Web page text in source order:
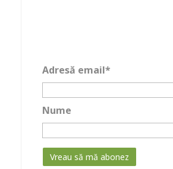
Adresă email*
Nume